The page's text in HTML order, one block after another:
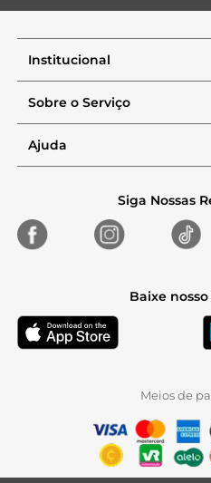
Institucional
Sobre o Serviço
Ajuda
Siga Nossas
Baixe
Meios de